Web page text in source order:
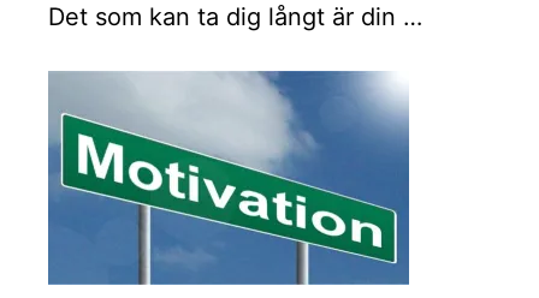
Det som kan ta dig långt är din …